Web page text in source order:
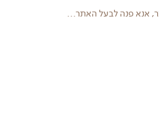
אנא פנה לבעל האתר...